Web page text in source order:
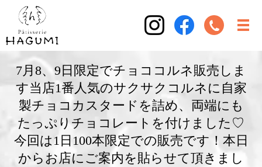
7月8、9日限定でチョココルネ販売しま
す当店1番人気のサクサクコルネに自家
製チョコカスタードを詰め、両端にも
たっぷりチョコレートを付けました♡
今回は1日100本限定での販売です！本日
からお店にご案内を貼らせて頂きまし